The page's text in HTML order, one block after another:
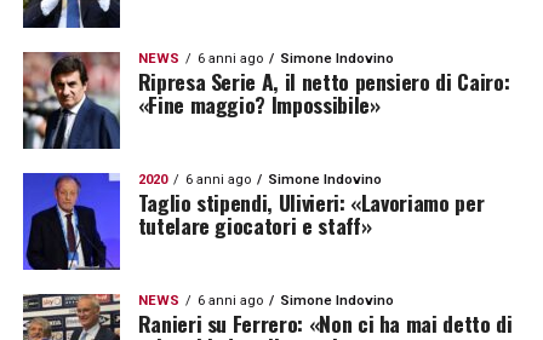
NEWS 6 anni ago Simone Indovino
Ripresa Serie A, il netto pensiero di Cairo:
«Fine maggio? Impossibile»
2020 6 anni ago Simone Indovino
Taglio stipendi, Ulivieri: «Lavoriamo per
tutelare giocatori e staff»
NEWS 6 anni ago Simone Indovino
Ranieri su Ferrero: «Non ci ha mai detto di